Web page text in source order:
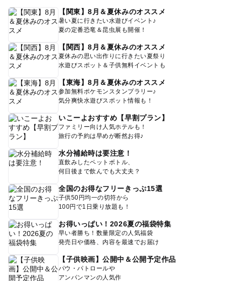
【関東】8月＆夏休みのオススメ
暑い夏に行きたい水遊びイベント♪
夏の定番恐竜＆昆虫展も開催！
【関西】8月＆夏休みのオススメ
夏休みの思い出作りに行きたい夏祭り
水遊びスポット＆子供無料イベントも
【東海】8月＆夏休みのオススメ
参加無料ポケモンスタンプラリー♪
気分爽快水遊びスポット情報も！
いこーよおすすめ【早割プラン】
ファミリー向け人気ホテルも！
旅行の予約は早めが断然お得♪
水分補給時は要注意！
直飲みしたペットボトル、
何日後まで飲んでも大丈夫？
全国のお得なフリーきっぷ15選
子供50円均一の切符から
100円で1日乗り放題も！
お得いっぱい！2026夏の福袋特集
早い者勝ち！数量限定の人気福袋
発売日や価格、内容を最速でお届け
【子供映画】公開中＆公開予定作品
パウ・パトロールや
アンパンマンの人気作